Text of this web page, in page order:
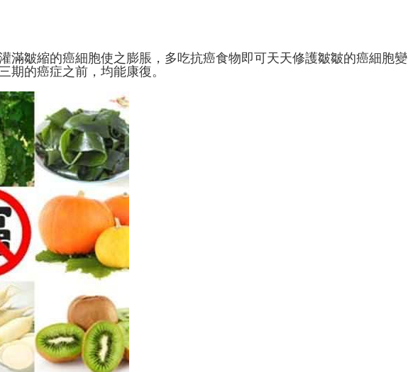
滿皺縮的癌細胞使之膨脹，多吃抗癌食物即可天天修護皺皺的癌細胞變
期的癌症之前，均能康復。